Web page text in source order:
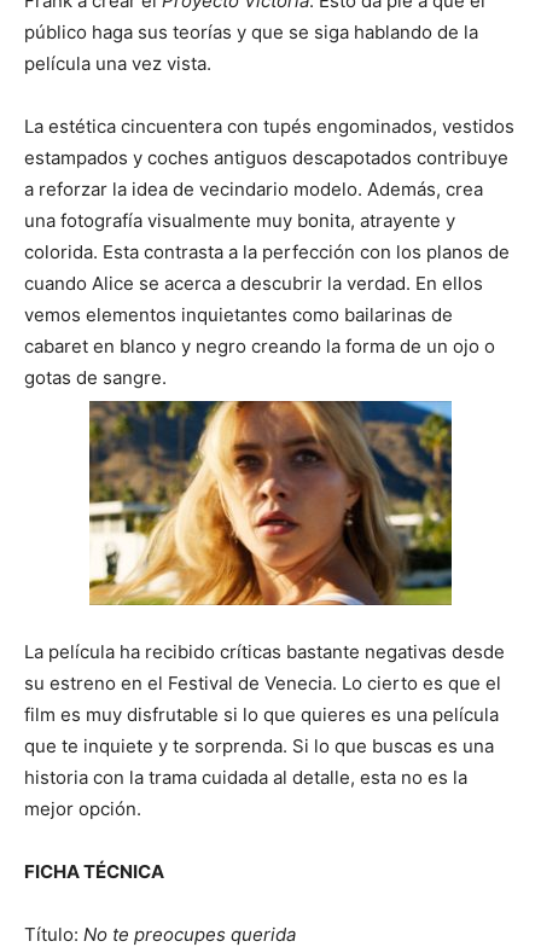
público haga sus teorías y que se siga hablando de la
película una vez vista.
La estética cincuentera con tupés engominados, vestidos
estampados y coches antiguos descapotados contribuye
a reforzar la idea de vecindario modelo. Además, crea
una fotografía visualmente muy bonita, atrayente y
colorida. Esta contrasta a la perfección con los planos de
cuando Alice se acerca a descubrir la verdad. En ellos
vemos elementos inquietantes como bailarinas de
cabaret en blanco y negro creando la forma de un ojo o
gotas de sangre.
La película ha recibido críticas bastante negativas desde
su estreno en el Festival de Venecia. Lo cierto es que el
film es muy disfrutable si lo que quieres es una película
que te inquiete y te sorprenda. Si lo que buscas es una
historia con la trama cuidada al detalle, esta no es la
mejor opción.
FICHA TÉCNICA
Título: No te preocupes querida